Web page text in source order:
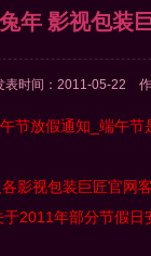
年 影视包装
表时间：2011-05-22
节放假通知_端午
影视包装巨匠官网客
2011年部分节假日